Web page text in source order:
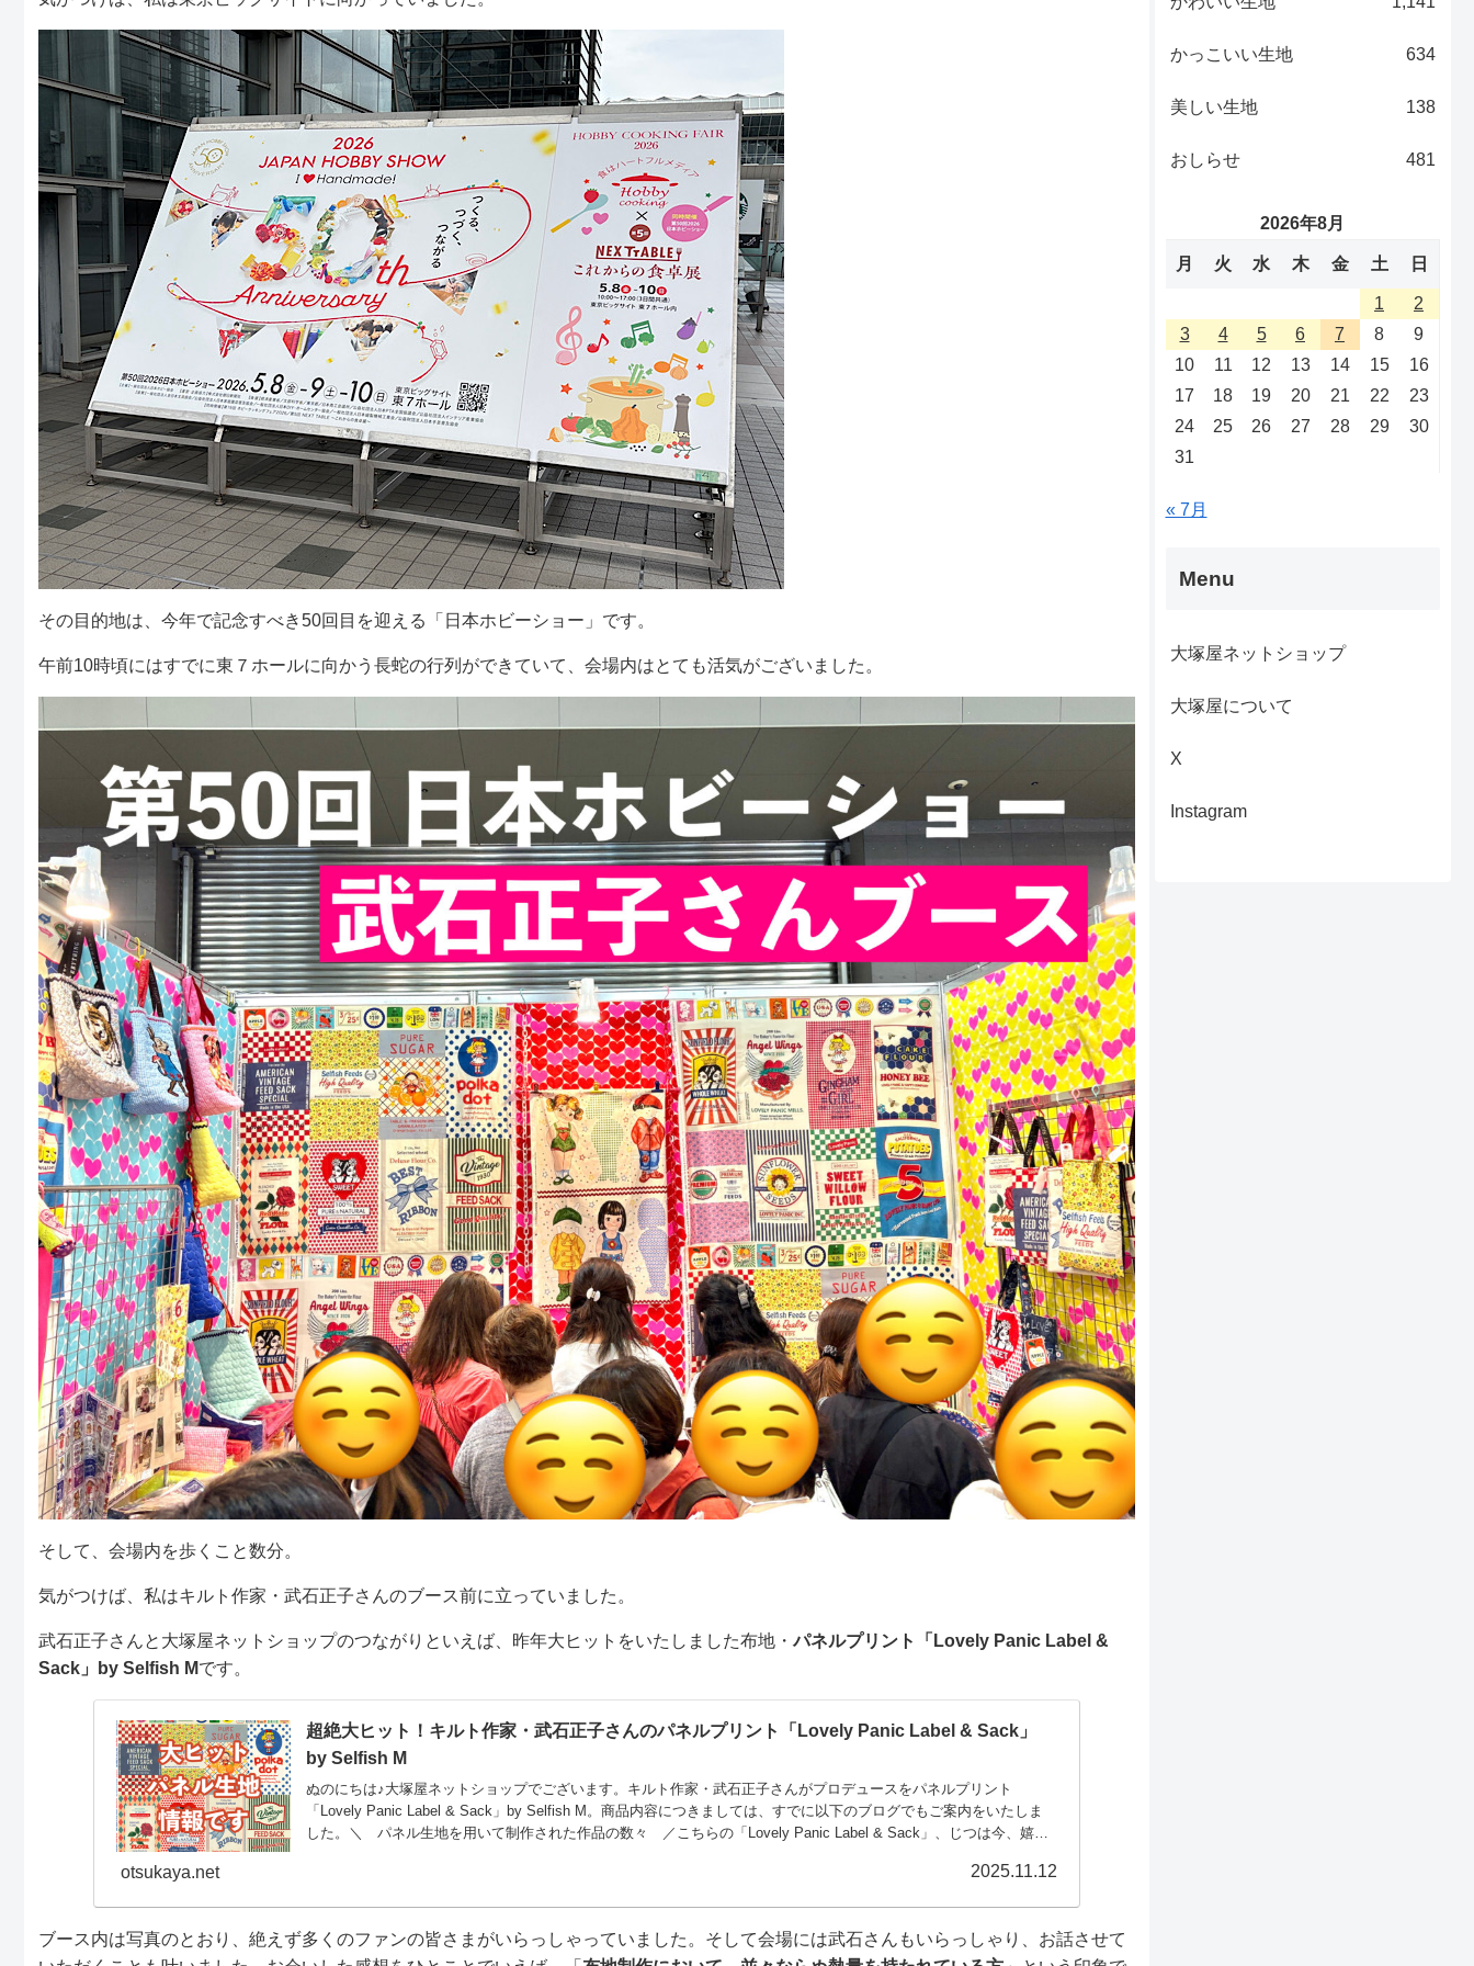
その目的地は、今年で記念すべき50回目を迎える「日本ホビーショー」です。
午前10時頃にはすでに東７ホールに向かう長蛇の行列ができていて、会場内はとても活気がございました。
そして、会場内を歩くこと数分。
気がつけば、私はキルト作家・武石正子さんのブース前に立っていました。
武石正子さんと大塚屋ネットショップのつながりといえば、昨年大ヒットをいたしました布地・パネルプリント「Lovely Panic Label &
Sack」by Selfish Mです。
超絶大ヒット！キルト作家・武石正子さんのパネルプリント「Lovely Panic Label & Sack」
by Selfish M
ぬのにちは♪大塚屋ネットショップでございます。キルト作家・武石正子さんがプロデュースをパネルプリント
「Lovely Panic Label & Sack」by Selfish M。商品内容につきましては、すでに以下のブログでもご案内をいたしま
した。＼ パネル生地を用いて制作された作品の数々 ／こちらの「Lovely Panic Label & Sack」、じつは今、嬉し
た分は、予約分でほぼ完売に。大塚屋車道本店の４階パッチワークコーナーでも人気で、2025年11月11日現在、通販
otsukaya.net 2025.11.12
ブース内は写真のとおり、絶えず多くのファンの皆さまがいらっしゃっていました。そして会場には武石さんもいらっしゃり、お話させて
かっこいい生地 634
美しい生地 138
おしらせ 481
2026年8月
月 火 水 木 金 土 日
1
2
3
4 5 6 7 8
9
10
11 12 13 14 15
16
17
18 19 20 21 22
23
24
25 26 27 28 29
30
31
« 7月
Menu
大塚屋ネットショップ
大塚屋について
X
Instagram